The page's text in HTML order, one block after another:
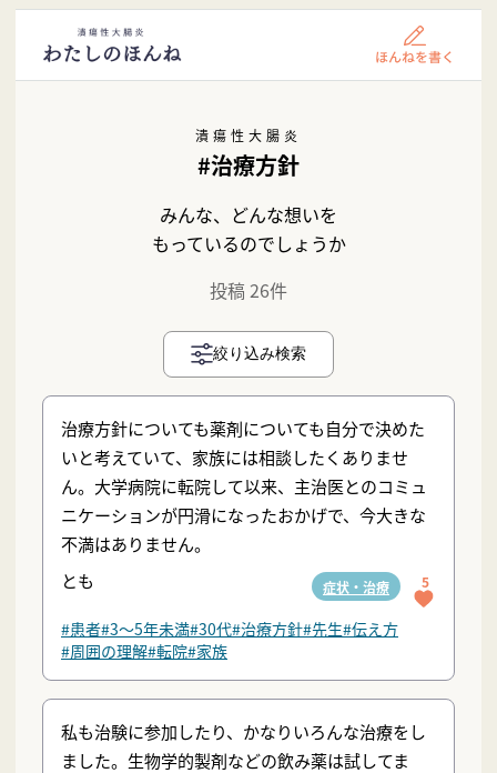
潰瘍性大腸炎
#治療方針
みんな、どんな想いを
もっているのでしょうか
投稿 26件
絞り込み検索
治療方針についても薬剤についても自分で決めた
いと考えていて、家族には相談したくありませ
ん。大学病院に転院して以来、主治医とのコミュ
ニケーションが円滑になったおかげで、今大きな
不満はありません。
とも
症状・治療 5
#患者#3〜5年未満#30代#治療方針#先生#伝え方
#周囲の理解#転院#家族
私も治験に参加したり、かなりいろんな治療をし
ました。生物学的製剤などの飲み薬は試してま